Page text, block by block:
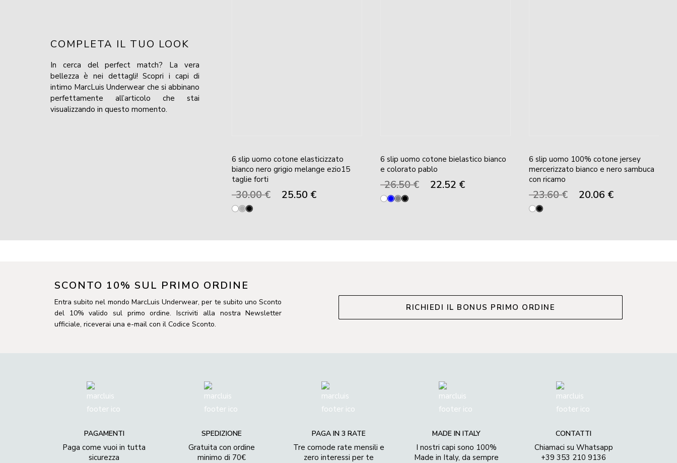
COMPLETA IL TUO LOOK
In cerca del perfect match? La vera
bellezza è nei dettagli! Scopri i capi di
intimo MarcLuis Underwear che si abbinano
perfettamente all’articolo che stai
visualizzando in questo momento.
6 slip uomo cotone elasticizzato
bianco nero grigio melange ezio15
taglie forti
30.00€
prezzo
25.50 €Il
prezzo
6 slip uomo cotone bielastico bianco
e colorato pablo
26.50€
prezzo
22.52 €Il
prezzo
6 slip uomo 100% cotone jersey
mercerizzato bianco e nero sambuca
con ricamo
23.60€
prezzo
20.06 €Il
prezzo
SCONTO 10% SUL PRIMO ORDINE
Entra subito nel mondo MarcLuis Underwear, per te subito uno Sconto
del 10% valido sul primo ordine. Iscriviti alla nostra Newsletter
ufficiale, riceverai una e-mail con il Codice Sconto.
RICHIEDI IL BONUS PRIMO ORDINE
PAGAMENTI
Paga come vuoi in tutta
sicurezza
SPEDIZIONE
Gratuita con ordine
minimo di 70€
PAGA IN 3 RATE
Tre comode rate mensili e
zero interessi per te
MADE IN ITALY
I nostri capi sono 100%
Made in Italy, da sempre
CONTATTI
Chiamaci su Whatsapp
+39 353 210 9136‬